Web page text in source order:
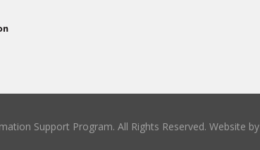
Support Program. All Rights Reserved. Website by